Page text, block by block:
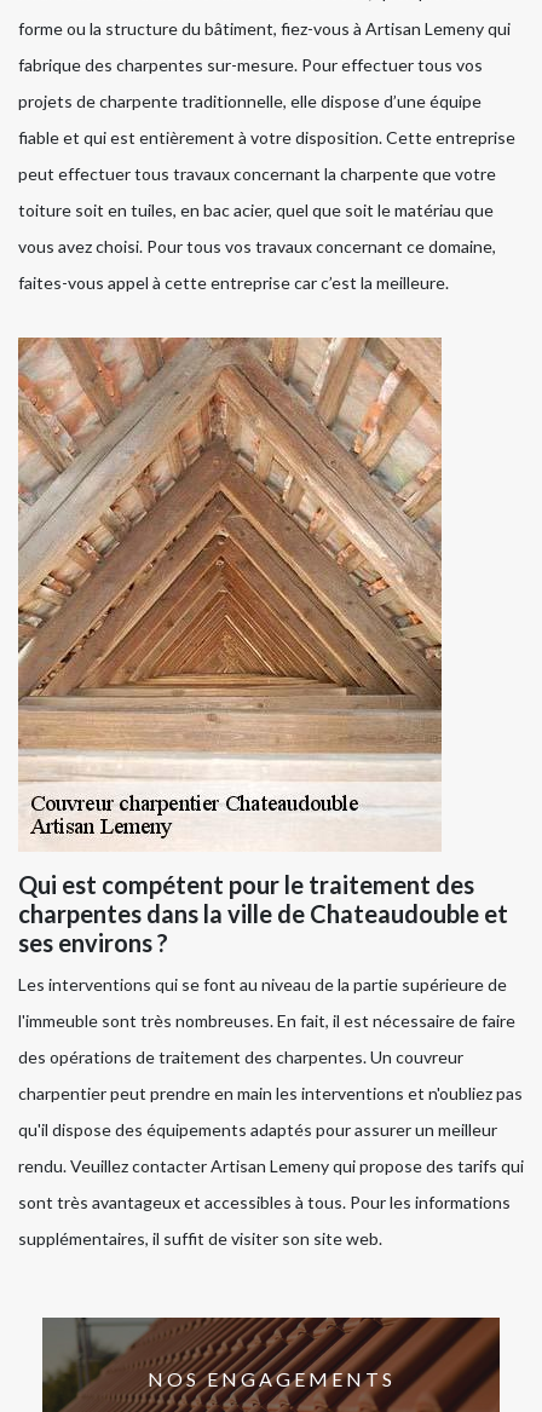
forme ou la structure du bâtiment, fiez-vous à Artisan Lemeny qui
fabrique des charpentes sur-mesure. Pour effectuer tous vos
projets de charpente traditionnelle, elle dispose d’une équipe
fiable et qui est entièrement à votre disposition. Cette entreprise
peut effectuer tous travaux concernant la charpente que votre
toiture soit en tuiles, en bac acier, quel que soit le matériau que
vous avez choisi. Pour tous vos travaux concernant ce domaine,
faites-vous appel à cette entreprise car c’est la meilleure.
Qui est compétent pour le traitement des
charpentes dans la ville de Chateaudouble et
ses environs ?
Les interventions qui se font au niveau de la partie supérieure de
l'immeuble sont très nombreuses. En fait, il est nécessaire de faire
des opérations de traitement des charpentes. Un couvreur
charpentier peut prendre en main les interventions et n'oubliez pas
qu'il dispose des équipements adaptés pour assurer un meilleur
rendu. Veuillez contacter Artisan Lemeny qui propose des tarifs qui
sont très avantageux et accessibles à tous. Pour les informations
supplémentaires, il suffit de visiter son site web.
NOS ENGAGEMENTS